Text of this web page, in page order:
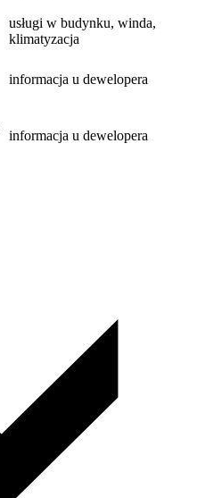
usługi w budynku, winda,
klimatyzacja
informacja u dewelopera
informacja u dewelopera